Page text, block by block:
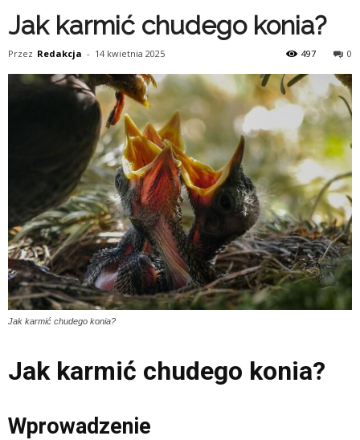
Jak karmić chudego konia?
Przez Redakcja - 14 kwietnia 2025 0
497
Jak karmić chudego konia?
Jak karmić chudego konia?
Wprowadzenie